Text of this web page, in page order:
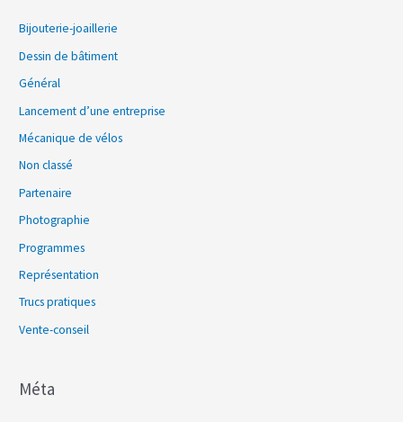
Bijouterie-joaillerie
Dessin de bâtiment
Général
Lancement d’une entreprise
Mécanique de vélos
Non classé
Partenaire
Photographie
Programmes
Représentation
Trucs pratiques
Vente-conseil
Méta